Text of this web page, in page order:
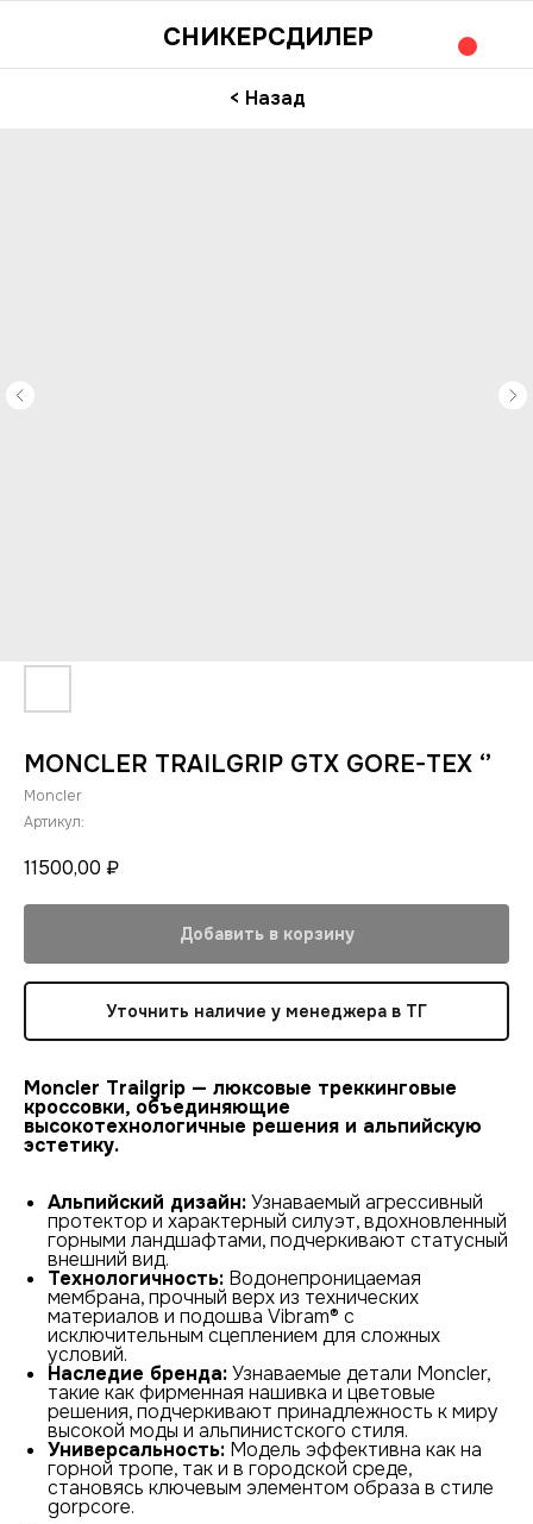
СНИКЕРСДИЛЕР
< Назад
MONCLER TRAILGRIP GTX GORE-TEX ‘’
Moncler
Артикул:
11500,00 ₽
Добавить в корзину
Уточнить наличие у менеджера в ТГ
Moncler Trailgrip — люксовые треккинговые
кроссовки, объединяющие
высокотехнологичные решения и альпийскую
эстетику.
Альпийский дизайн:Узнаваемый агрессивный
протектор и характерный силуэт, вдохновленный
горными ландшафтами, подчеркивают статусный
внешний вид.
Технологичность: Водонепроницаемая
мембрана, прочный верх из технических
материалов и подошва Vibram® с
исключительным сцеплением для сложных
условий.
Наследие бренда:Узнаваемые детали Moncler,
такие как фирменная нашивка и цветовые
решения, подчеркивают принадлежность к миру
высокой моды и альпинистского стиля.
Универсальность: Модель эффективна как на
горной тропе, так и в городской среде,
становясь ключевым элементом образа в стиле
gorpcore.